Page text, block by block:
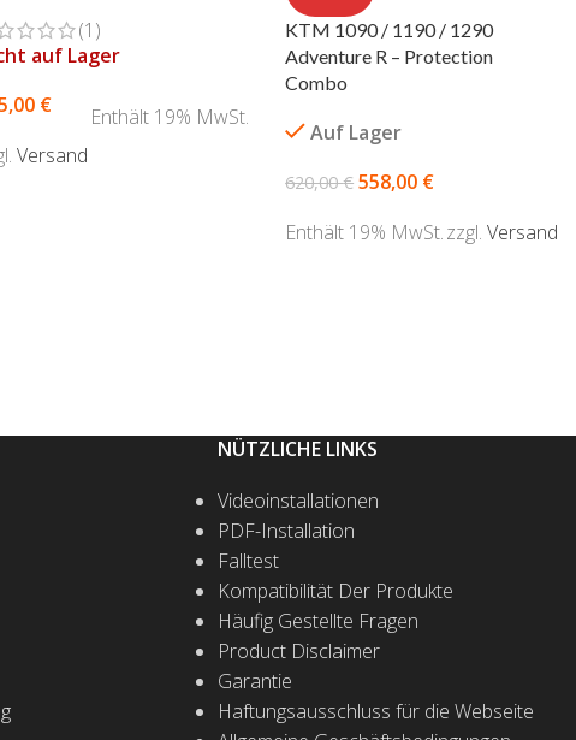
(1)
auf Lager
€
Enthält 19% MwSt.
Versand
KTM 1090 / 1190 / 1290
Adventure R – Protection
Combo
Auf Lager
620,00€ 558,00 €
Enthält 19% MwSt.zzgl. Versand
NÜTZLICHE LINKS
Videoinstallationen
PDF-Installation
Falltest
Kompatibilität Der Produkte
Häufig Gestellte Fragen
Product Disclaimer
Garantie
Haftungsausschluss für die Webseite